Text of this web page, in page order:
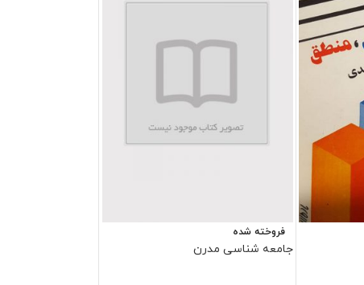
فروخته شده
جامعه شناسی مدرن